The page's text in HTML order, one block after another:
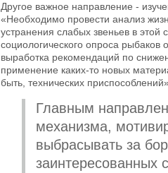
Другое важное направление -
«Необходимо провести анализ
устранения слабых звеньев в
социологического опроса рыбаков
выработка рекомендаций по
применение каких-то новых
быть, технических
Главным
механизма,
выбрасывать за
заинтересованных